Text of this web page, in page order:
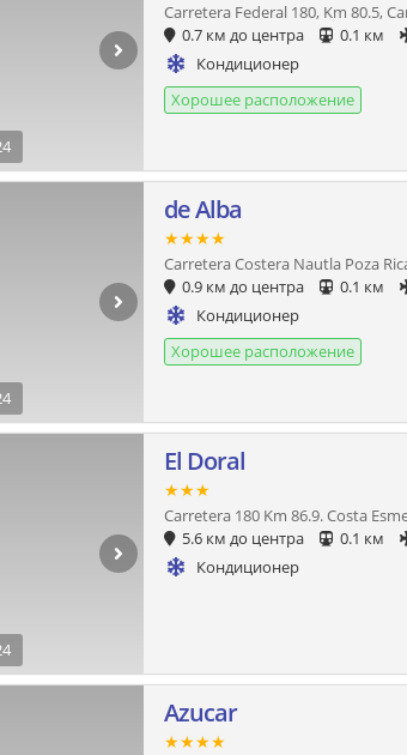
Carretera Federal 180, Km 80.5,
0.7 км до центра
0.1 км
Кондиционер
Хорошее расположение
de Alba
★★★★
Carretera Costera Nautla Poza
0.9 км до центра
0.1 км
Кондиционер
Хорошее расположение
El Doral
★★★
Carretera 180 Km 86.9. Costa
5.6 км до центра
0.1 км
Кондиционер
Azucar
★★★★